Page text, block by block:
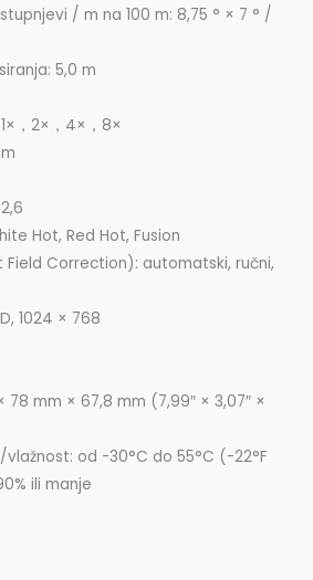
/ m na 100 m: 8,75 ° × 7 ° /
5,0 m
，2×，4×，8×
Hot, Red Hot, Fusion
Field Correction): automatski, ručni,
1024 × 768
78 mm × 67,8 mm (7,99″ × 3,07″ ×
od -30°C do 55°C (-22°F
ili manje